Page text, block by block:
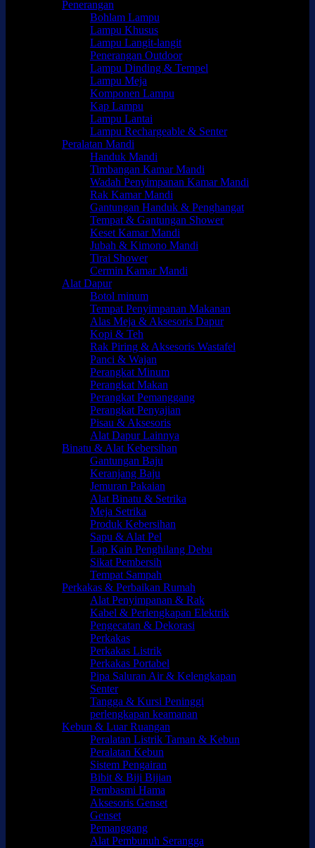
Penerangan
Bohlam Lampu
Lampu Khusus
Lampu Langit-langit
Penerangan Outdoor
Lampu Dinding & Tempel
Lampu Meja
Komponen Lampu
Kap Lampu
Lampu Lantai
Lampu Rechargeable & Senter
Peralatan Mandi
Handuk Mandi
Timbangan Kamar Mandi
Wadah Penyimpanan Kamar Mandi
Rak Kamar Mandi
Gantungan Handuk & Penghangat
Tempat & Gantungan Shower
Keset Kamar Mandi
Jubah & Kimono Mandi
Tirai Shower
Cermin Kamar Mandi
Alat Dapur
Botol minum
Tempat Penyimpanan Makanan
Alas Meja & Aksesoris Dapur
Kopi & Teh
Rak Piring & Aksesoris Wastafel
Panci & Wajan
Perangkat Minum
Perangkat Makan
Perangkat Pemanggang
Perangkat Penyajian
Pisau & Aksesoris
Alat Dapur Lainnya
Binatu & Alat Kebersihan
Gantungan Baju
Keranjang Baju
Jemuran Pakaian
Alat Binatu & Setrika
Meja Setrika
Produk Kebersihan
Sapu & Alat Pel
Lap Kain Penghilang Debu
Sikat Pembersih
Tempat Sampah
Perkakas & Perbaikan Rumah
Alat Penyimpanan & Rak
Kabel & Perlengkapan Elektrik
Pengecatan & Dekorasi
Perkakas
Perkakas Listrik
Perkakas Portabel
Pipa Saluran Air & Kelengkapan
Senter
Tangga & Kursi Peninggi
perlengkapan keamanan
Kebun & Luar Ruangan
Peralatan Listrik Taman & Kebun
Peralatan Kebun
Sistem Pengairan
Bibit & Biji Bijian
Pembasmi Hama
Aksesoris Genset
Genset
Pemanggang
Alat Pembunuh Serangga